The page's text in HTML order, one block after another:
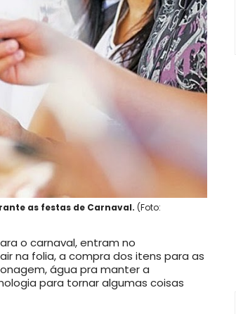
as festas de Carnaval. (Foto:
o carnaval, entram no
na folia, a compra dos itens para as
água pra manter a
para tornar algumas coisas